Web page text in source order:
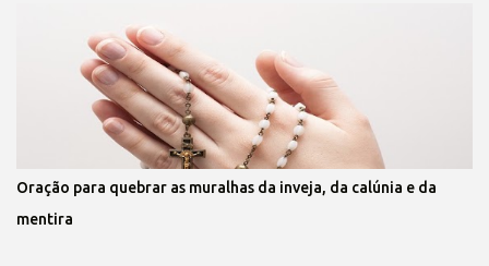
Oração para quebrar as muralhas da inveja, da calúnia e da
mentira